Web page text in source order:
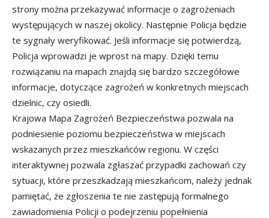
strony można przekazywać informacje o zagrożeniach
występujących w naszej okolicy. Następnie Policja będzie
te sygnały weryfikować. Jeśli informacje się potwierdzą,
Policja wprowadzi je wprost na mapy. Dzięki temu
rozwiązaniu na mapach znajdą się bardzo szczegółowe
informacje, dotyczące zagrożeń w konkretnych miejscach
dzielnic, czy osiedli.
Krajowa Mapa Zagrożeń Bezpieczeństwa pozwala na
podniesienie poziomu bezpieczeństwa w miejscach
wskazanych przez mieszkańców regionu. W części
interaktywnej pozwala zgłaszać przypadki zachowań czy
sytuacji, które przeszkadzają mieszkańcom, należy jednak
pamiętać, że zgłoszenia te nie zastępują formalnego
zawiadomienia Policji o podejrzeniu popełnienia